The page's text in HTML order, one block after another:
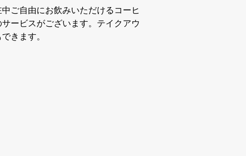
ご自由にお飲みいただけるコーヒ
サービスがございます。テイクアウ
できます。